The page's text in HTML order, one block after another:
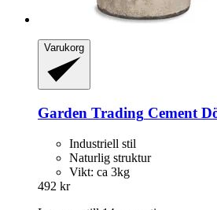
Varukorg
Garden Trading Cement
Industriell stil
Naturlig struktur
Vikt: ca 3kg
492 kr